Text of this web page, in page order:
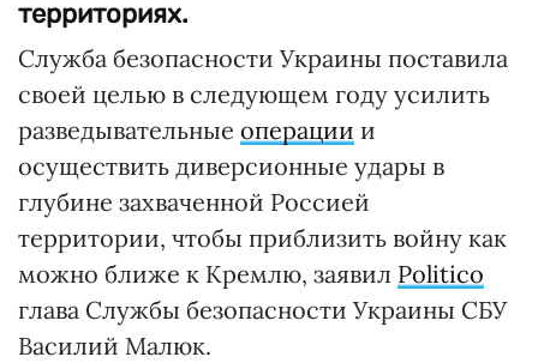
территориях.
Служба безопасности Украины поставила
своей целью в следующем году усилить
разведывательные операции и
осуществить диверсионные удары в
глубине захваченной Россией
территории, чтобы приблизить войну как
можно ближе к Кремлю, заявил Politico
глава Службы безопасности Украины СБУ
Василий Малюк.